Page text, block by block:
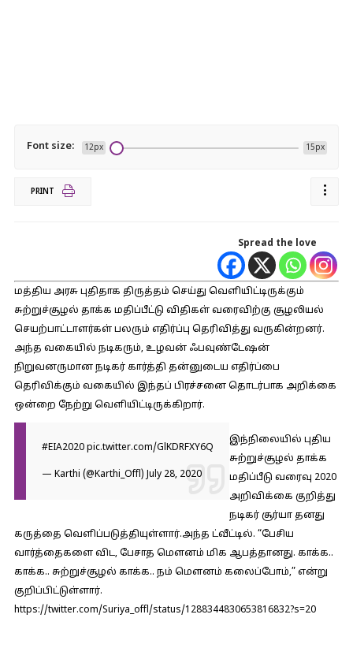
Font size: 12px 15px
PRINT
Spread the love
மத்திய அரசு புதிதாக திருத்தம் செய்து வெளியிட்டிருக்கும்
சுற்றுச்சூழல் தாக்க மதிப்பீட்டு விதிகள் வரைவிற்கு சூழலியல்
செயற்பாட்டாளர்கள் பலரும் எதிர்ப்பு தெரிவித்து வருகின்றனர்.
அந்த வகையில் நடிகரும், உழவன் ஃபவுண்டேஷன்
நிறுவனருமான நடிகர் கார்த்தி தன்னுடைய எதிர்ப்பை
தெரிவிக்கும் வகையில் இந்தப் பிரச்சனை தொடர்பாக அறிக்கை
ஒன்றை நேற்று வெளியிட்டிருக்கிறார்.
#EIA2020 pic.twitter.com/GlKDRFXY6Q
— Karthi (@Karthi_Offl) July 28, 2020
இந்நிலையில் புதிய
சுற்றுச்சூழல் தாக்க
மதிப்பீடு வரைவு 2020
அறிவிக்கை குறித்து
நடிகர் சூர்யா தனது
கருத்தை வெளிப்படுத்தியுள்ளார்.அந்த ட்வீட்டில். “பேசிய
வார்த்தைகளை விட, பேசாத மௌனம் மிக ஆபத்தானது. காக்க..
காக்க.. சுற்றுச்சூழல் காக்க.. நம் மௌனம் கலைப்போம்,” என்று
குறிப்பிட்டுள்ளார்.
https://twitter.com/Suriya_offl/status/1288344830653816832?s=20